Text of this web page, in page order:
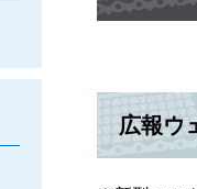
広報ウ